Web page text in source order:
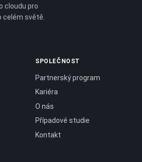
cloudu pro
světě.
SPOLEČNOST
Partnerský program
Kariéra
O nás
Případové studie
Kontakt